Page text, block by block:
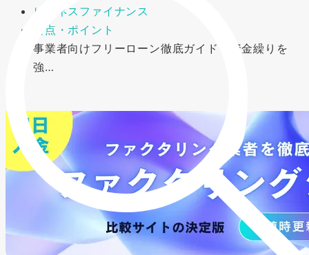
ビジネスファイナンス
要点・ポイント
事業者向けフリーローン徹底ガイド｜資金繰りを
強…